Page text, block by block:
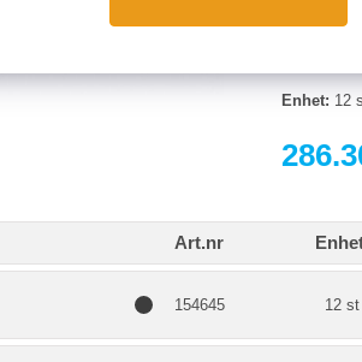
Enhet: 12
Art.nr
154645 12 st